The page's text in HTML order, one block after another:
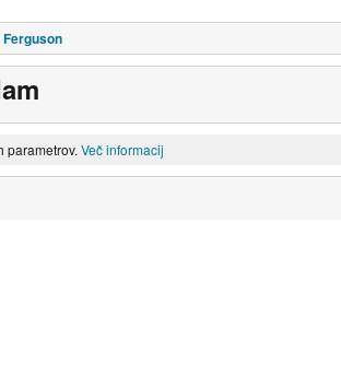
parametrov. Več informacij